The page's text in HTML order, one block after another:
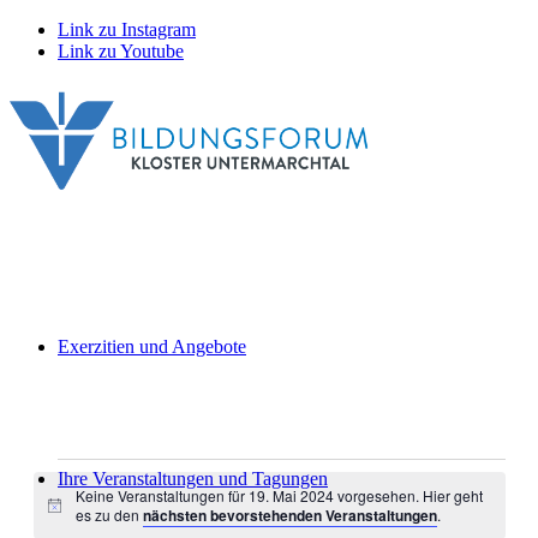
Link zu Instagram
Link zu Youtube
Exerzitien und Angebote
Ihre Veranstaltungen und Tagungen
Veranstaltungen
für
Hinweis
Keine Veranstaltungen für 19. Mai 2024 vorgesehen. Hier geht
es zu dennächsten bevorstehenden Veranstaltungen.